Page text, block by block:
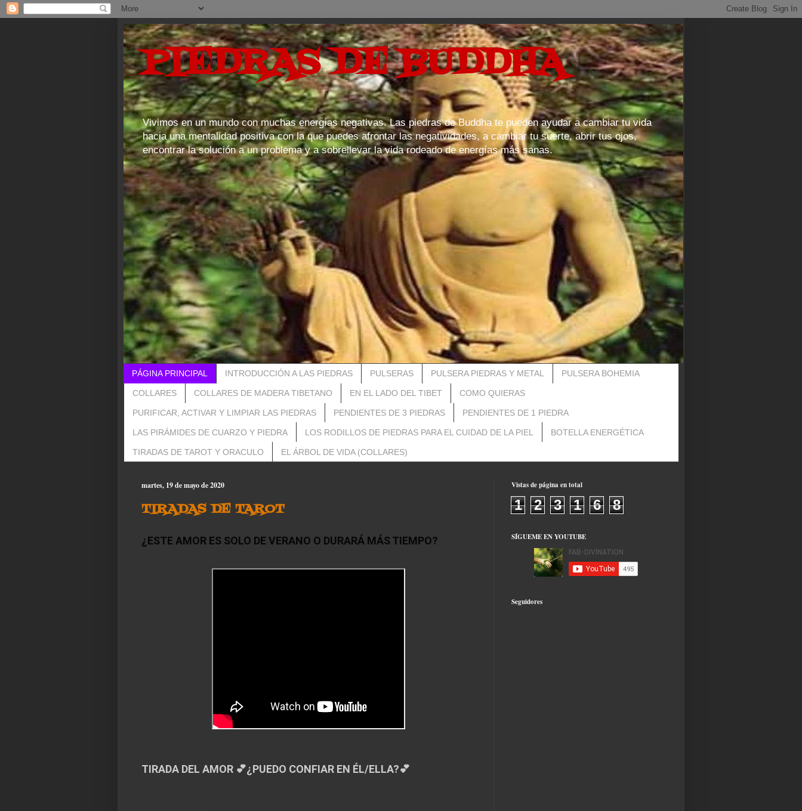
PIEDRAS DE BUDDHA
Vivimos en un mundo con muchas energías negativas. Las piedras de Buddha te pueden ayudar a cambiar tu vida
hacia una mentalidad positiva con la que puedes afrontar las negatividades, a cambiar tu suerte, abrir tus ojos,
encontrar la solución a un problema y a sobrellevar la vida rodeado de energías más sanas.
PÁGINA PRINCIPAL INTRODUCCIÓN A LAS PIEDRAS PULSERAS PULSERA PIEDRAS Y METAL PULSERA BOHEMIA
COLLARES COLLARES DE MADERA TIBETANO EN EL LADO DEL TIBET COMO QUIERAS
PURIFICAR, ACTIVAR Y LIMPIAR LAS PIEDRAS PENDIENTES DE 3 PIEDRAS PENDIENTES DE 1 PIEDRA
LAS PIRÁMIDES DE CUARZO Y PIEDRA LOS RODILLOS DE PIEDRAS PARA EL CUIDAD DE LA PIEL BOTELLA ENERGÉTICA
TIRADAS DE TAROT Y ORACULO EL ÁRBOL DE VIDA (COLLARES)
martes, 19 de mayo de 2020
TIRADAS DE TAROT
¿ESTE AMOR ES SOLO DE VERANO O DURARÁ MÁS TIEMPO?
TIRADA DEL AMOR 💕¿PUEDO CONFIAR EN ÉL/ELLA?💕
Vistas de página en total
1 2 3 1 6 8
SÍGUEME EN YOUTUBE
Seguidores